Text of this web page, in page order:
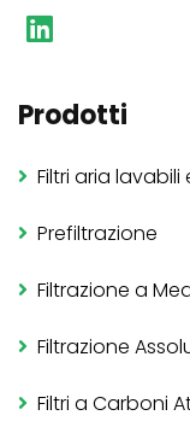
Prodotti
Filtri aria lavabili
Prefiltrazione
Filtrazione a
Filtrazione
Filtri a Carboni